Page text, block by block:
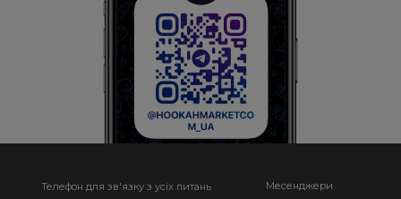
Телефон для зв'язку з усіх питань Месенджери